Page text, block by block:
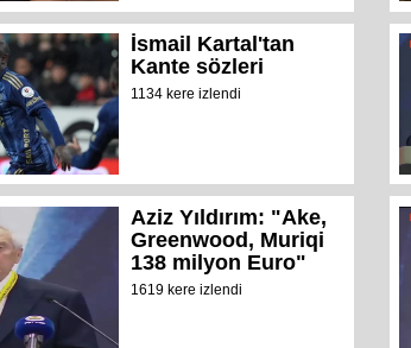
İsmail Kartal'tan
Kante sözleri
1134 kere izlendi
Aziz Yıldırım: "Ake,
Greenwood, Muriqi
138 milyon Euro"
1619 kere izlendi